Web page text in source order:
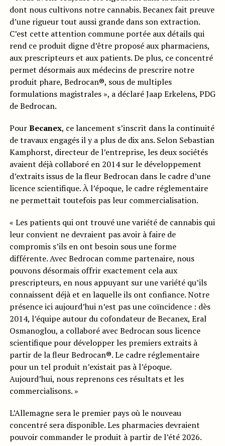
dont nous cultivons notre cannabis. Becanex fait preuve
d’une rigueur tout aussi grande dans son extraction.
C’est cette attention commune portée aux détails qui
rend ce produit digne d’être proposé aux pharmaciens,
aux prescripteurs et aux patients. De plus, ce concentré
permet désormais aux médecins de prescrire notre
produit phare, Bedrocan®, sous de multiples
formulations magistrales », a déclaré Jaap Erkelens, PDG
de Bedrocan.
PourBecanex, ce lancement s’inscrit dans la continuité
de travaux engagés il y a plus de dix ans. Selon Sebastian
Kamphorst, directeur de l’entreprise, les deux sociétés
avaient déjà collaboré en 2014 sur le développement
d’extraits issus de la fleur Bedrocan dans le cadre d’une
licence scientifique. À l’époque, le cadre réglementaire
ne permettait toutefois pas leur commercialisation.
« Les patients qui ont trouvé une variété de cannabis qui
leur convient ne devraient pas avoir à faire de
compromis s’ils en ont besoin sous une forme
différente. Avec Bedrocan comme partenaire, nous
pouvons désormais offrir exactement cela aux
prescripteurs, en nous appuyant sur une variété qu’ils
connaissent déjà et en laquelle ils ont confiance. Notre
présence ici aujourd’hui n’est pas une coïncidence : dès
2014, l’équipe autour du cofondateur de Becanex, Eral
Osmanoglou, a collaboré avec Bedrocan sous licence
scientifique pour développer les premiers extraits à
partir de la fleur Bedrocan®. Le cadre réglementaire
pour un tel produit n’existait pas à l’époque.
Aujourd’hui, nous reprenons ces résultats et les
commercialisons. »
L’Allemagne sera le premier pays où le nouveau
concentré sera disponible. Les pharmacies devraient
pouvoir commander le produit à partir de l’été 2026.